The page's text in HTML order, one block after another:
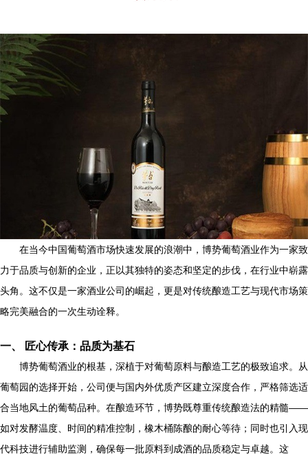
在当今中国葡萄酒市场快速发展的浪潮中，博势葡萄酒业作为一家致
力于品质与创新的企业，正以其独特的姿态和坚定的步伐，在行业中崭露
头角。这不仅是一家酒业公司的崛起，更是对传统酿造工艺与现代市场策
略完美融合的一次生动诠释。
一、 匠心传承：品质为基石
博势葡萄酒业的根基，深植于对葡萄原料与酿造工艺的极致追求。从
葡萄园的选择开始，公司便与国内外优质产区建立深度合作，严格筛选适
合当地风土的葡萄品种。在酿造环节，博势既尊重传统酿造法的精髓——
如对发酵温度、时间的精准控制，橡木桶陈酿的耐心等待；同时也引入现
代科技进行辅助监测，确保每一批原料到成酒的品质稳定与卓越。这